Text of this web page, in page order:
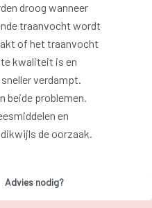
droog wanneer
traanvocht wordt
of het traanvocht
kwaliteit is en
verdampt.
beide problemen.
en
de oorzaak.
Advies nodig?